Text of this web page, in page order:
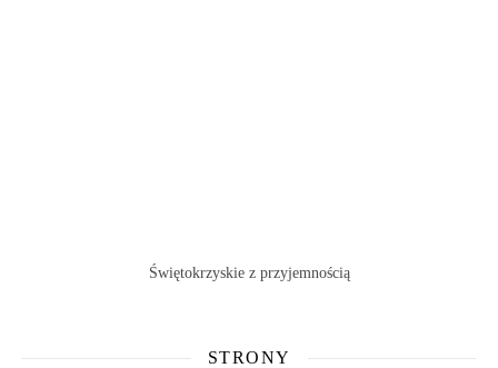
Świętokrzyskie z przyjemnością
STRONY